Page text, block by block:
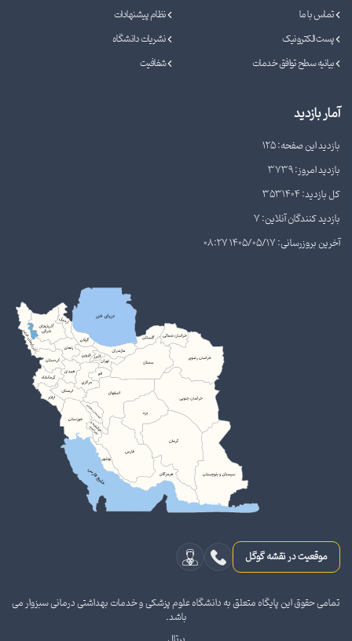
تماس با ما
نظام پیشنهادات
پست الکترونیک
نشریات دانشگاه
بیانیه سطح توافق خدمات
شفافیت
آمار بازدید
بازدید این صفحه: 125
بازدید امروز: 3739
کل بازدید: 3531404
بازدید کنندگان آنلاین: 7
آخرین بروزرسانی: 1405/05/17 08:27
موقعیت در نقشه گوگل
تمامی حقوق این پایگاه متعلق به دانشگاه علوم پزشکی و خدمات بهداشتی درمانی سبزوار می
باشد.